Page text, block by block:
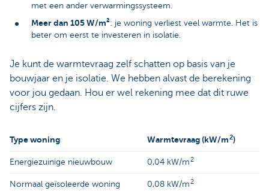
met een ander verwarmingssysteem.
Meer dan 105 W/m²: je woning verliest veel warmte. Het is
beter om eerst te investeren in isolatie.
Je kunt de warmtevraag zelf schatten op basis van je
bouwjaar en je isolatie. We hebben alvast de berekening
voor jou gedaan. Hou er wel rekening mee dat dit ruwe
cijfers zijn.
Type woning Warmtevraag (kW/m2)
Energiezuinige nieuwbouw 0,04 kW/m2
Normaal geïsoleerde woning 0,08 kW/m2